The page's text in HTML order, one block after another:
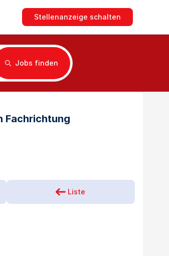
Stellenanzeige schalten
Jobs finden
Fachrichtung
Liste